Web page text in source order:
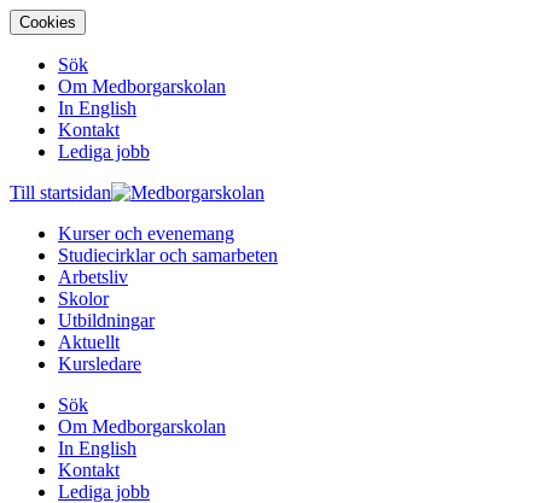
Cookies
Sök
Om Medborgarskolan
In English
Kontakt
Lediga jobb
Till startsidan
Kurser och evenemang
Studiecirklar och samarbeten
Arbetsliv
Skolor
Utbildningar
Aktuellt
Kursledare
Sök
Om Medborgarskolan
In English
Kontakt
Lediga jobb